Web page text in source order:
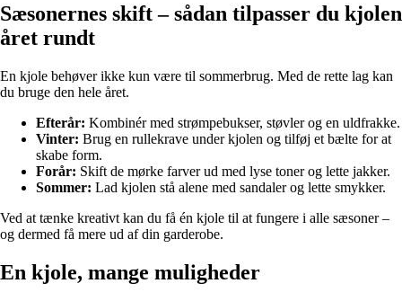
Sæsonernes skift – sådan tilpasser du kjolen
året rundt
En kjole behøver ikke kun være til sommerbrug. Med de rette lag kan
du bruge den hele året.
Efterår: Kombinér med strømpebukser, støvler og en uldfrakke.
Vinter: Brug en rullekrave under kjolen og tilføj et bælte for at
skabe form.
Forår: Skift de mørke farver ud med lyse toner og lette jakker.
Sommer: Lad kjolen stå alene med sandaler og lette smykker.
Ved at tænke kreativt kan du få én kjole til at fungere i alle sæsoner –
og dermed få mere ud af din garderobe.
En kjole, mange muligheder